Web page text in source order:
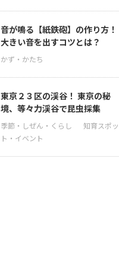
音が鳴る【紙鉄砲】の作り方！
大きい音を出すコツとは？
東京２３区の渓谷！ 東京の秘
境、等々力渓谷で昆虫採集